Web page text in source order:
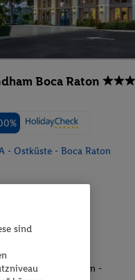
Boca Raton
- Ostküste - Boca Raton
mit 2 Doppelbetten -
sind